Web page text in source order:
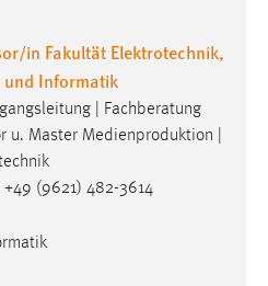
in Fakultät Elektrotechnik,
und Informatik
| Fachberatung
u. Master Medienproduktion |
+49 (9621) 482-3614
wird in diesem Cookie
ist.